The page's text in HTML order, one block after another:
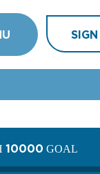
10000 GOAL